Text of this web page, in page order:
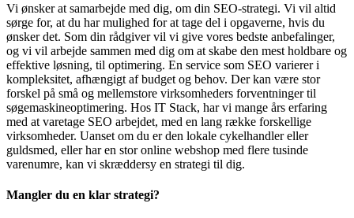
Vi ønsker at samarbejde med dig, om din SEO-strategi. Vi vil altid
sørge for, at du har mulighed for at tage del i opgaverne, hvis du
ønsker det. Som din rådgiver vil vi give vores bedste anbefalinger,
og vi vil arbejde sammen med dig om at skabe den mest holdbare og
effektive løsning, til optimering. En service som SEO varierer i
kompleksitet, afhængigt af budget og behov. Der kan være stor
forskel på små og mellemstore virksomheders forventninger til
søgemaskineoptimering. Hos IT Stack, har vi mange års erfaring
med at varetage SEO arbejdet, med en lang række forskellige
virksomheder. Uanset om du er den lokale cykelhandler eller
guldsmed, eller har en stor online webshop med flere tusinde
varenumre, kan vi skræddersy en strategi til dig.
Mangler du en klar strategi?